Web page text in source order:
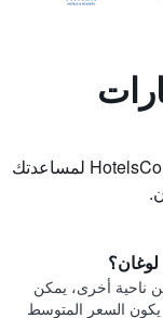
استخدم نصائحنا المستندة إلى بيانات HotelsCombined لمساعدتك
في لوغان هو الأحد (499 ﷼). من ناحية أخرى، يمكن
السعر المتوسط